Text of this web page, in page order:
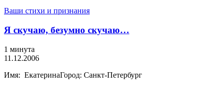
Ваши стихи и признания
Я скучаю, безумно скучаю…
1 минута
11.12.2006
Имя: ЕкатеринаГород: Санкт-Петербург